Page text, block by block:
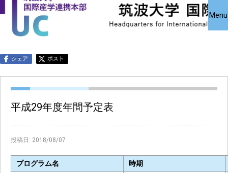
Menu
Close
国際産学連携
本部について
国際産学連携
本部公募事業
共同研究受
究・知的財
シェア ポスト
平成29年度年間予定表
投稿日: 2018/08/07
プログラム名 時期